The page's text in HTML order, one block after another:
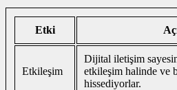
Etki
Etkileşim
Dijital iletişim
etkileşim halinde ve
hissediyorlar.